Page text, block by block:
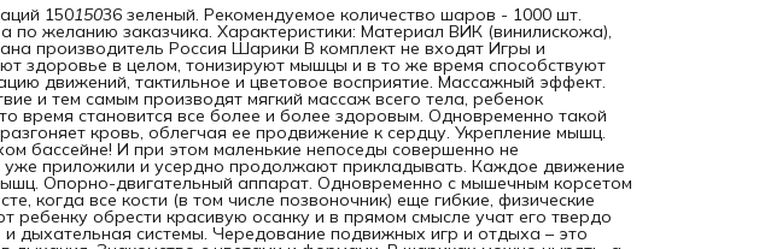
мышление, а красочная цветовая гамма развивает зрительное
и цветовое восприятие. Психоэмоциональное развитие.
Любая детская игра – это смех и радость. И если разделить
их с друзьями – смеха и радости станет еще больше. Сухой
бассейн – это место, где можно вдоволь пообщаться со
сверстниками и проявить коллективную фантазию,
придумывая новые и новые замечательные игры. Это
настоящее море пользы для вашего ребенка! ИНСТРУКЦИЯ
ПО ИСПОЛЬЗОВАНИЮ Детского сухого бассейна для дома
Детский сухой бассейн для дома предназначен для детей в
возрастной категории от 3лет. Бассейн используется в
детских дошкольных учреждениях, домах ребенка,
реабилитационных центрах, при оформлении игровых комнат
в торговых центрах, спортивно-оздоровительных клубах и
15015036 зеленый. Рекомендуемое количество шаров - 1000 шт.
желанию заказчика. Характеристики: Материал ВИК (винилискожа),
производитель Россия Шарики В комплект не входят Игры и
здоровье в целом, тонизируют мышцы и в то же время способствуют
движений, тактильное и цветовое восприятие. Массажный эффект.
и тем самым производят мягкий массаж всего тела, ребенок
время становится все более и более здоровым. Одновременно такой
кровь, облегчая ее продвижение к сердцу. Укрепление мышц.
бассейне! И при этом маленькие непоседы совершенно не
уже приложили и усердно продолжают прикладывать. Каждое движение
Опорно-двигательный аппарат. Одновременно с мышечным корсетом
когда все кости (в том числе позвоночник) еще гибкие, физические
ребенку обрести красивую осанку и в прямом смысле учат его твердо
и дыхательная системы. Чередование подвижных игр и отдыха – это